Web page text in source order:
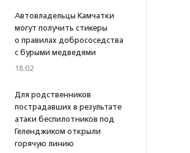
Автовладельцы Камчатки
могут получить стикеры
о правилах добрососедства
с бурыми медведями
18:02
Для родственников
пострадавших в результате
атаки беспилотников под
Геленджиком открыли
горячую линию